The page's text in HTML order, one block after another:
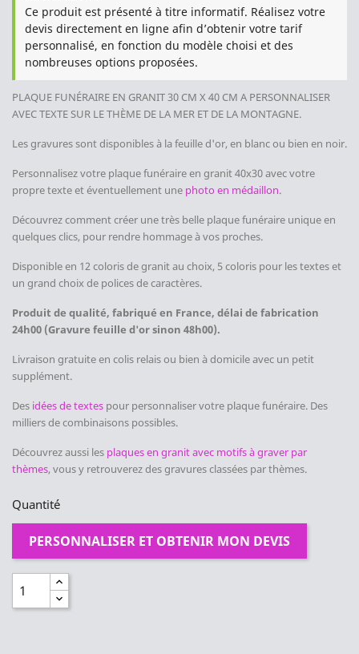
Ce produit est présenté à titre informatif. Réalisez votre
devis directement en ligne afin d’obtenir votre tarif
personnalisé, en fonction du modèle choisi et des
nombreuses options proposées.
PLAQUE FUNÉRAIRE EN GRANIT 30 CM X 40 CM A PERSONNALISER
AVEC TEXTE SUR LE THÈME DE LA MER ET DE LA MONTAGNE.
Les gravures sont disponibles à la feuille d'or, en blanc ou bien en noir.
Personnalisez votre plaque funéraire en granit 40x30 avec votre
propre texte et éventuellement une photo en médaillon.
Découvrez comment créer une très belle plaque funéraire unique en
quelques clics, pour rendre hommage à vos proches.
Disponible en 12 coloris de granit au choix, 5 coloris pour les textes et
un grand choix de polices de caractères.
Produit de qualité, fabriqué en France, délai de fabrication
24h00 (Gravure feuille d'or sinon 48h00).
Livraison gratuite en colis relais ou bien à domicile avec un petit
supplément.
Des idées de textes pour personnaliser votre plaque funéraire. Des
milliers de combinaisons possibles.
Découvrez aussi les plaques en granit avec motifs à graver par
thèmes, vous y retrouverez des gravures classées par thèmes.
Quantité
PERSONNALISER ET OBTENIR MON DEVIS